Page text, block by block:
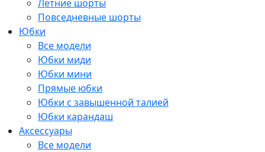
Летние шорты
Повседневные шорты
Юбки
Все модели
Юбки миди
Юбки мини
Прямые юбки
Юбки с завышенной талией
Юбки карандаш
Аксессуары
Все модели